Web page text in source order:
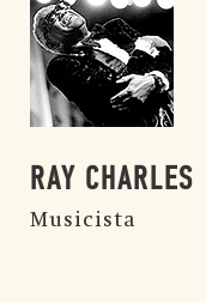
RAY CHARLES
Musicista